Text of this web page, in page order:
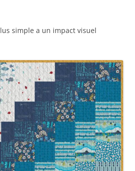
simple a un impact visuel